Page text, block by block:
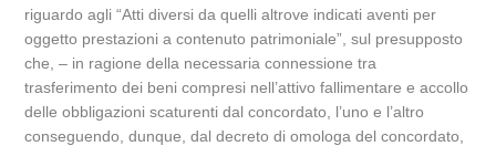
riguardo agli “Atti diversi da quelli altrove indicati aventi per
oggetto prestazioni a contenuto patrimoniale”, sul presupposto
che, – in ragione della necessaria connessione tra
trasferimento dei beni compresi nell’attivo fallimentare e accollo
delle obbligazioni scaturenti dal concordato, l’uno e l’altro
conseguendo, dunque, dal decreto di omologa del concordato,